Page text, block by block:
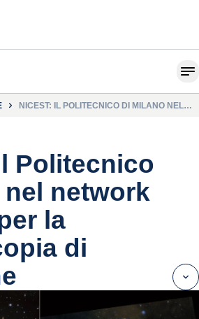
NICEST: IL POLITECNICO DI MILANO NEL
Politecnico
network
la
di